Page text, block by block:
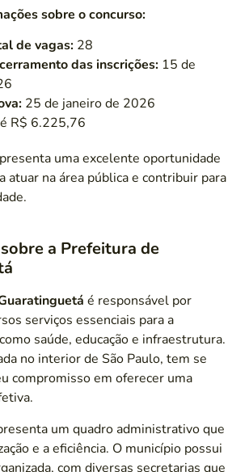
sobre o concurso:
de vagas: 28
das inscrições: 15 de
25 de janeiro de 2026
R$ 6.225,76
uma excelente oportunidade
atuar na área pública e contribuir para
a Prefeitura de
é responsável por
serviços essenciais para a
saúde, educação e infraestrutura.
no interior de São Paulo, tem se
compromisso em oferecer uma
um quadro administrativo que
e a eficiência. O município possui
com diversas secretarias que